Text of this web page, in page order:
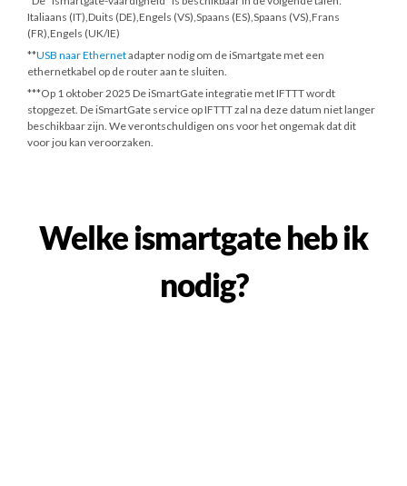
Italiaans (IT),Duits (DE),Engels (VS),Spaans (ES),Spaans (VS),Frans
(FR),Engels (UK/IE)
**USB naar Ethernetadapter nodig om de iSmartgate met een
ethernetkabel op de router aan te sluiten.
***Op 1 oktober 2025 De iSmartGate integratie met IFTTT wordt
stopgezet. De iSmartGate service op IFTTT zal na deze datum niet langer
beschikbaar zijn. We verontschuldigen ons voor het ongemak dat dit
voor jou kan veroorzaken.
Welke ismartgate heb ik
nodig?